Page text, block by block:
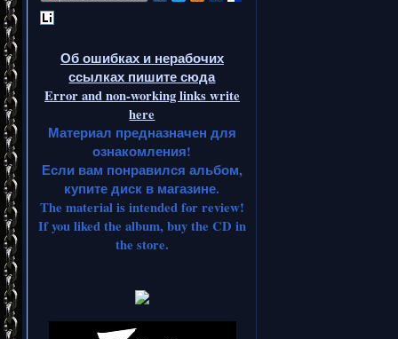
Об ошибках и нерабочих
ссылках пишите сюда
Error and non-working links write
here
Материал предназначен для
ознакомления!
Если вам понравился альбом,
купите диск в магазине.
The material is intended for review!
If you liked the album, buy the CD in
the store.